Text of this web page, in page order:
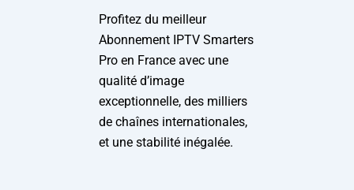
Profitez du meilleur
Abonnement IPTV Smarters
Pro en France avec une
qualité d’image
exceptionnelle, des milliers
de chaînes internationales,
et une stabilité inégalée.